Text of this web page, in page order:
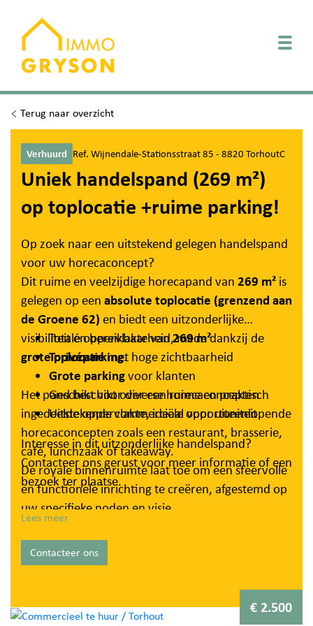
Terug naar overzicht
Verhuurd Ref. Wijnendale-Stationsstraat 85 - 8820 TorhoutC
Uniek handelspand (269 m²)
op toplocatie +ruime parking!
Op zoek naar een uitstekend gelegen handelspand
voor uw horecaconcept?
Dit ruime en veelzijdige horecapand van 269 m² is
gelegen op een absolute toplocatie (grenzend aan
de Groene 62) en biedt een uitzonderlijke
visibiliteit én bereikbaarheid, mede dankzij de
grote privéparking.
Het pand beschikt over een ruime en praktisch
ingedeelde oppervlakte, ideaal voor uiteenlopende
horecaconcepten zoals een restaurant, brasserie,
café, lunchzaak of takeaway.
De royale binnenruimte laat toe om een sfeervolle
en functionele inrichting te creëren, afgestemd op
uw specifieke noden en visie.
De indeling is momenteel als volgt: Ruime en
lichtrijke zit/eetruimte, bar, keukengedeelte,
ingerichte badkamer, praktische voorraadkelder +
grote terrassen!
Totale oppervlakte van269 m²
Toplocatiemet hoge zichtbaarheid
Grote parkingvoor klanten
Geschikt voor diverse horecaconcepten
Uitstekende commerciële opportuniteit
Interesse in dit uitzonderlijke handelspand?
Contacteer ons gerust voor meer informatie of een
bezoek ter plaatse.
Lees meer
Contacteer ons
€ 2.500